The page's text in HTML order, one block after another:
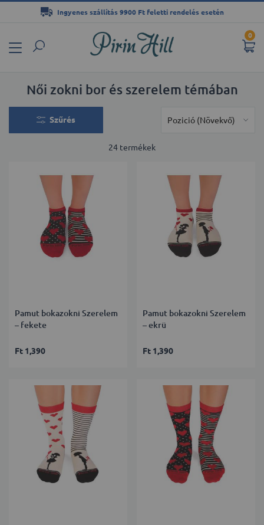
0
Ingyenes szállítás 9900 Ft feletti rendelés esetén
tartalomhoz
Női zokni bor és szerelem témában
Szűrés
24 termékek
Pamut bokazokni Szerelem
– fekete
Ft 1,390
Pamut bokazokni Szerelem
– ekrü
Ft 1,390